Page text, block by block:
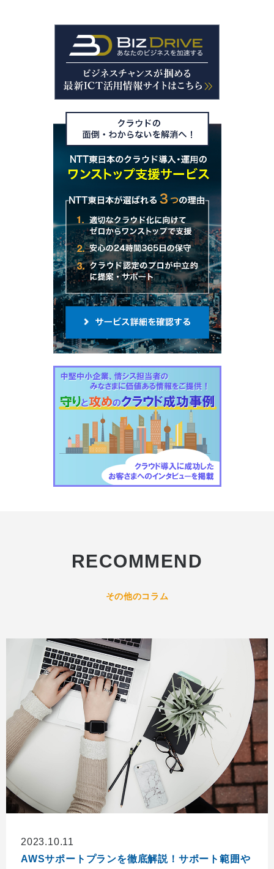
RECOMMEND
その他のコラム
2023.10.11
AWSサポートプランを徹底解説！サポート範囲や